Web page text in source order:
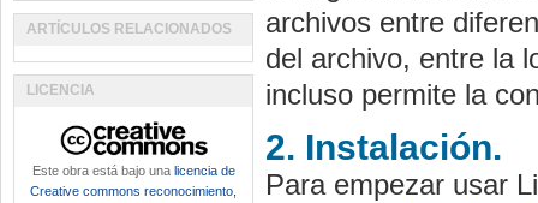
archivos entre
del archivo, entre la
incluso permite la
2. Instalación.
Para empezar usar
ARTÍCULOS RELACIONADOS
LICENCIA
Este obra está bajo una licencia de
Creative commons reconocimiento,